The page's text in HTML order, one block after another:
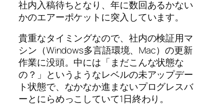
社内入稿待ちとなり、年に数回あるかない
かのエアーポケットに突入しています。
貴重なタイミングなので、社内の検証用マ
シン（Windows多言語環境、Mac）の更新
作業に没頭。中には「まだこんな状態な
の？」というようなレベルの未アップデー
ト状態で、なかなか進まないプログレスバ
ーとにらめっこしていて1日終わり。